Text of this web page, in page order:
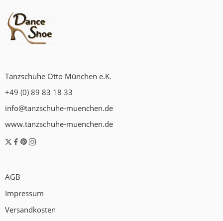
Tanzschuhe Otto München e.K.
+49 (0) 89 83 18 33
info@tanzschuhe-muenchen.de
www.tanzschuhe-muenchen.de
AGB
Impressum
Versandkosten